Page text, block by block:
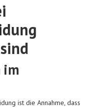
im
ist die Annahme, dass